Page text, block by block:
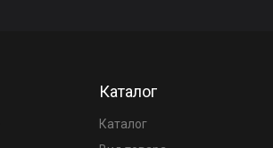
Каталог
Каталог